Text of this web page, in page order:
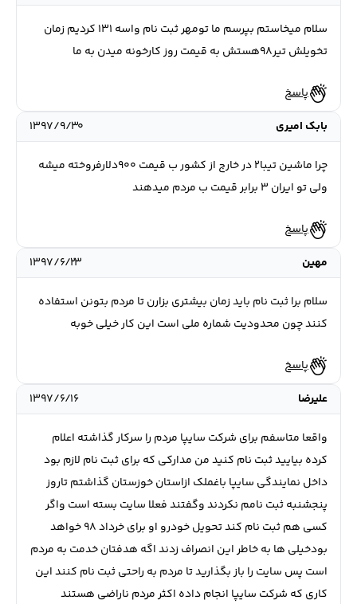
سلام میخاستم بپرسم ما تومهر ثبت نام واسه 131 کردیم زمان
تخویلش تیر98هستش به قیمت روز کارخونه میدن به ما
پاسخ
بابک امیری
۱۳۹۷/۹/۳۰
چرا ماشین تیبا۲ در خارج از کشور ب قیمت ۹۰۰دلارفروخته میشه
ولی تو ایران ۳ برابر قیمت ب مردم میدهند
پاسخ
مهین
۱۳۹۷/۶/۲۳
سلام برا ثبت نام باید زمان بیشتری بزارن تا مردم بتونن استفاده
کنند چون محدودیت شماره ملی است این کار خیلی خوبه
پاسخ
علیرضا
۱۳۹۷/۶/۱۶
واقعا متاسفم برای شرکت سایپا مردم را سرکار گذاشته اعلام
کرده بیایید ثبت نام کنید من مدارکی که برای ثبت نام لازم بود
داخل نمایندگی سایپا باغملک ازاستان خوزستان گذاشتم تاروز
پنجشنبه ثبت نامم نکردند وگفتند فعلا سایت بسته است واگر
کسی هم ثبت نام کند تحویل خودرو او برای خرداد 98 خواهد
بودخیلی ها به خاطر این انصراف زدند اگه هدفتان خدمت به مردم
است پس سایت را باز بگذارید تا مردم به راحتی ثبت نام کنند این
کاری که شرکت سایپا انجام داده اکثر مردم ناراضی هستند